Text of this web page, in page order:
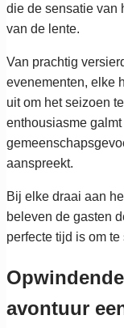
die de sensatie van
van de lente.
Van prachtig
evenementen, elke
uit om het seizoen
enthousiasme
aanspreekt.
Bij elke draai aan
beleven de gasten
perfecte tijd is om
avontuur